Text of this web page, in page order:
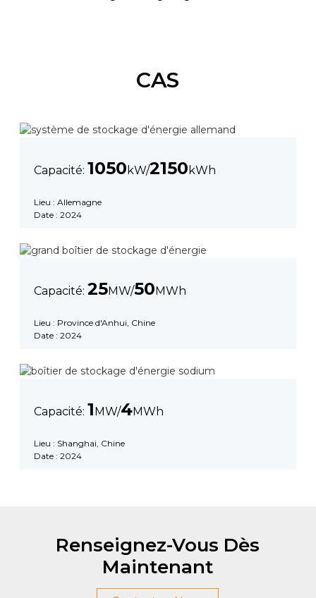
CAS
Capacité: 1050 kW/2150 kWh
Lieu : Allemagne
Date : 2024
Capacité: 25MW/50MWh
Lieu : Province d'Anhui, Chine
Date : 2024
Capacité: 1MW/4MWh
Lieu : Shanghai, Chine
Date : 2024
Renseignez-Vous Dès
Maintenant